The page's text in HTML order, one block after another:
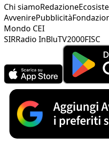
Chi siamoRedazione
AvvenirePubblicità
Mondo CEI
SIRRadio InBluTV2000FISC